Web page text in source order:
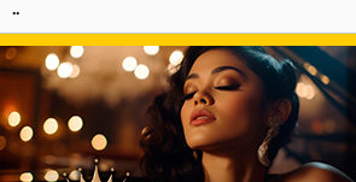
..